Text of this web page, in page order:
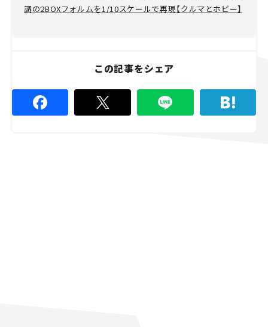
調の2BOXフォルムを1/10スケールで再現【クルマとホビー】
この記事をシェア